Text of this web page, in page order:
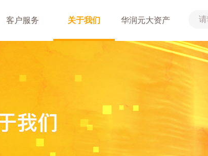
客户服务 关于我们 华润元大资产